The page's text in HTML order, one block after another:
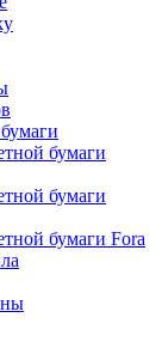
бумаги
бумаги
бумаги Fora